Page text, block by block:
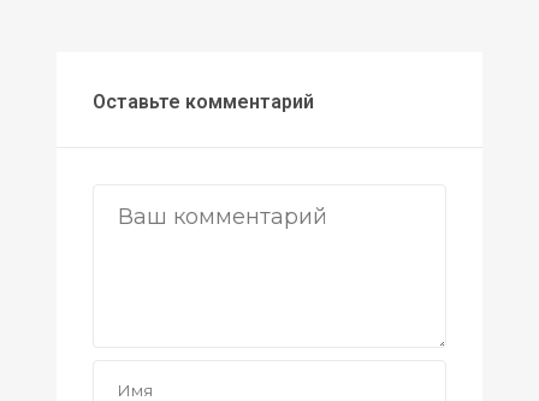
Оставьте комментарий